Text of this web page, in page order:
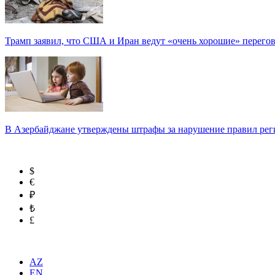
Трамп заявил, что США и Иран ведут «очень хорошие»
В Азербайджане утверждены штрафы за нарушение правил
$
€
₽
₺
£
AZ
EN